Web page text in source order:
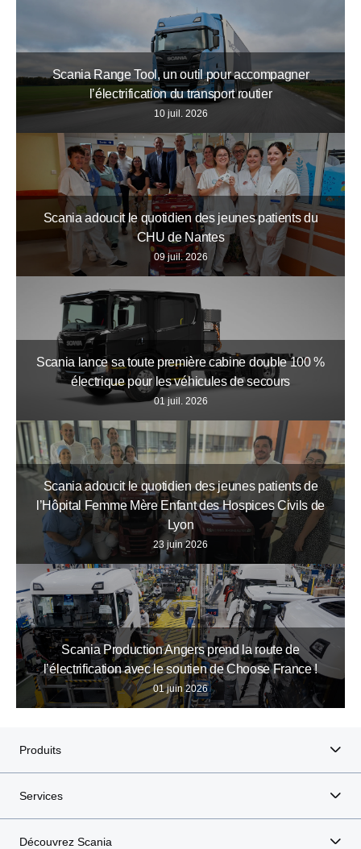
Scania Range Tool, un outil pour accompagner
l’électrification du transport routier
10 juil. 2026
Scania adoucit le quotidien des jeunes patients du
CHU de Nantes
09 juil. 2026
Scania lance sa toute première cabine double 100 %
électrique pour les véhicules de secours
01 juil. 2026
Scania adoucit le quotidien des jeunes patients de
l’Hôpital Femme Mère Enfant des Hospices Civils de
Lyon
23 juin 2026
Scania Production Angers prend la route de
l’électrification avec le soutien de Choose France !
01 juin 2026
Produits
Services
Découvrez Scania